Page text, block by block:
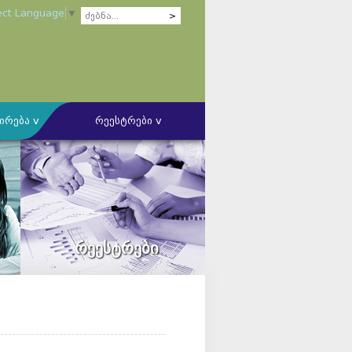
Language ▼
კომიტეტი
კომპანიებთან ურთიერთობის
ბუღალტერთა კომპეტენციის
წარმოების წესის შესახებ
v რეესტრები v
რეესტრები